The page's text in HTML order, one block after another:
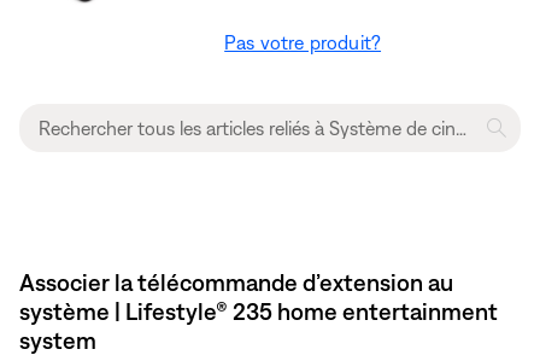
Pas votre produit?
Associer la télécommande d’extension au
système | Lifestyle® 235 home entertainment
system